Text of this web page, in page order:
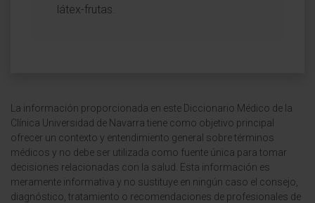
látex-frutas.
La información proporcionada en este Diccionario Médico de la
Clínica Universidad de Navarra tiene como objetivo principal
ofrecer un contexto y entendimiento general sobre términos
médicos y no debe ser utilizada como fuente única para tomar
decisiones relacionadas con la salud. Esta información es
meramente informativa y no sustituye en ningún caso el consejo,
diagnóstico, tratamiento o recomendaciones de profesionales de